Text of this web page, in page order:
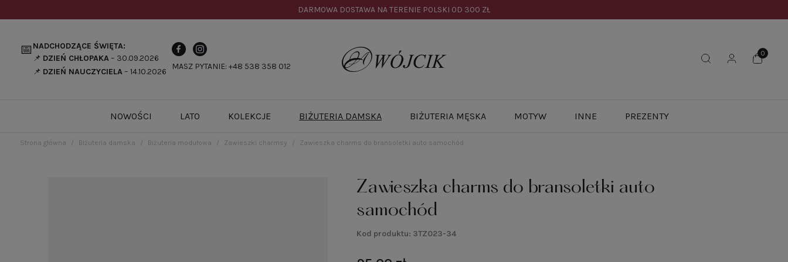
DARMOWA DOSTAWA NA TERENIE POLSKI OD 300 ZŁ
📅NADCHODZĄCE ŚWIĘTA:
📌 DZIEŃ CHŁOPAKA– 30.09.2026
📌 DZIEŃ NAUCZYCIELA– 14.10.2026
MASZ PYTANIE: +48 538 358 012
NOWOŚCI LATO KOLEKCJE BIŻUTERIA DAMSKA BIŻUTERIA MĘSKA MOTYW INNE PREZENTY
Strona główna Biżuteria damska Biżuteria modułowa Zawieszki charmsy Zawieszka charms do bransoletki auto samochód
Zawieszka charms do bransoletki auto
samochód
Kod produktu: 3TZ023-34